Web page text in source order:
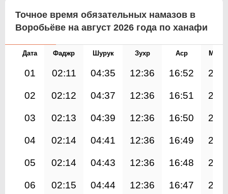
Точное время обязательных намазов в
Воробьёве на август 2026 года по ханафи
Дата Фаджр Шурук Зухр Аср
01 02:11 04:35 12:36 16:52
02 02:12 04:37 12:36 16:51
03 02:13 04:39 12:36 16:50
04 02:14 04:41 12:36 16:49
05 02:14 04:43 12:36 16:48
06 02:15 04:44 12:36 16:47